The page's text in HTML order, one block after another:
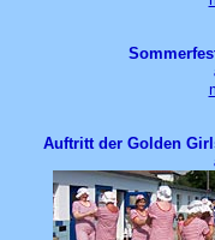
Auftritt der Golden